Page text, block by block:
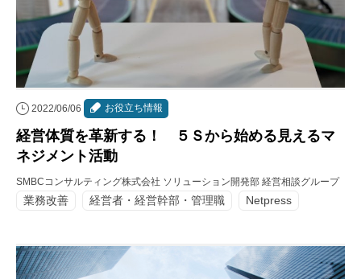
2022/06/06 お役立ち情報
経営体質を革新する！ ５Ｓから始める見えるマ
ネジメント活動
SMBCコンサルティング株式会社 ソリューション開発部 経営相談グループ
業務改善 経営者・経営幹部・管理職 Netpress